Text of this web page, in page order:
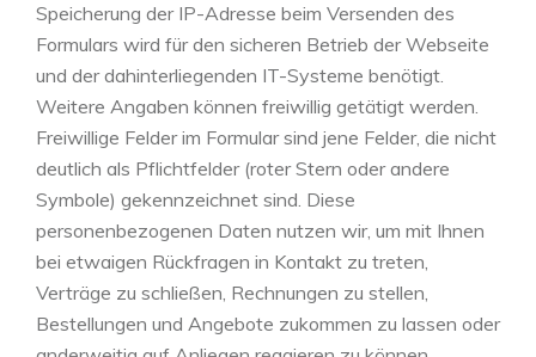
Speicherung der IP-Adresse beim Versenden des
Formulars wird für den sicheren Betrieb der Webseite
und der dahinterliegenden IT-Systeme benötigt.
Weitere Angaben können freiwillig getätigt werden.
Freiwillige Felder im Formular sind jene Felder, die nicht
deutlich als Pflichtfelder (roter Stern oder andere
Symbole) gekennzeichnet sind. Diese
personenbezogenen Daten nutzen wir, um mit Ihnen
bei etwaigen Rückfragen in Kontakt zu treten,
Verträge zu schließen, Rechnungen zu stellen,
Bestellungen und Angebote zukommen zu lassen oder